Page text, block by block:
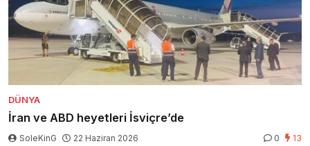
DÜNYA
İran ve ABD heyetleri İsviçre’de
SoleKinG 22 Haziran 2026 0 13